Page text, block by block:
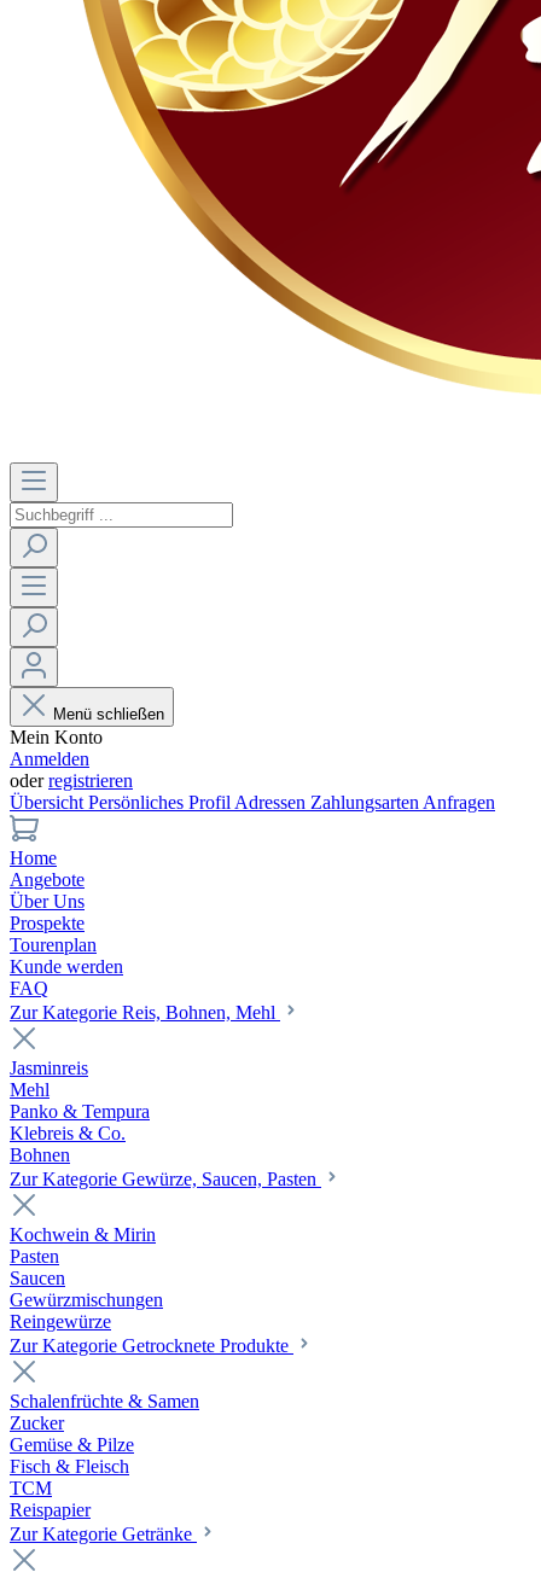
Menü schließen
Mein Konto
Anmelden
oderregistrieren
Übersicht Persönliches Profil Adressen Zahlungsarten Anfragen
Home
Angebote
Über Uns
Prospekte
Tourenplan
Kunde werden
FAQ
Zur Kategorie Reis, Bohnen, Mehl
Jasminreis
Mehl
Panko & Tempura
Klebreis & Co.
Bohnen
Zur Kategorie Gewürze, Saucen, Pasten
Kochwein & Mirin
Pasten
Saucen
Gewürzmischungen
Reingewürze
Zur Kategorie Getrocknete Produkte
Schalenfrüchte & Samen
Zucker
Gemüse & Pilze
Fisch & Fleisch
TCM
Reispapier
Zur Kategorie Getränke